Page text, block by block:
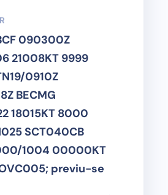
090300Z
21008KT 9999
0910Z
BECMG
18015KT 8000
SCT040CB
1004 00000KT
previu-se